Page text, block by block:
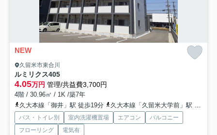
NEW
久留米市東合川
ルミリクス405
4.05万円 管理/共益費3,700円
4階 / 30.96㎡ / 1K /築7年
久大本線「御井」駅 徒歩19分
久大本線「久留米大学前」駅 徒歩26分
バス・トイレ別 室内洗濯機置場 エアコン
バルコニー
フローリング
電気有